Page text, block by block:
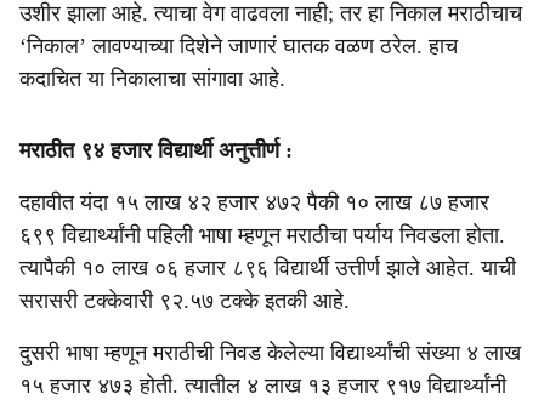
उशीर झाला आहे. त्याचा वेग वाढवला नाही; तर हा निकाल मराठीचाच
‘निकाल’ लावण्याच्या दिशेने जाणारं घातक वळण ठरेल. हाच
कदाचित या निकालाचा सांगावा आहे.
मराठीत ९४ हजार विद्यार्थी अनुत्तीर्ण :
दहावीत यंदा १५ लाख ४२ हजार ४७२ पैकी १० लाख ८७ हजार
६९९ विद्यार्थ्यांनी पहिली भाषा म्हणून मराठीचा पर्याय निवडला हाेता.
त्यापैकी १० लाख ०६ हजार ८९६ विद्यार्थी उत्तीर्ण झाले आहेत. याची
सरासरी टक्केवारी ९२.५७ टक्के इतकी आहे.
दुसरी भाषा म्हणून मराठीची निवड केलेल्या विद्यार्थ्यांची संख्या ४ लाख
१५ हजार ४७३ हाेती. त्यातील ४ लाख १३ हजार ९१७ विद्यार्थ्यांनी